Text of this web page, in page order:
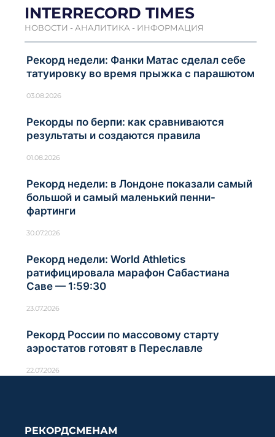
INTERRECORD TIMES
НОВОСТИ - АНАЛИТИКА - ИНФОРМАЦИЯ
Рекорд недели: Фанки Матас сделал себе
татуировку во время прыжка с парашютом
03.08.2026
Рекорды по берпи: как сравниваются
результаты и создаются правила
01.08.2026
Рекорд недели: в Лондоне показали самый
большой и самый маленький пенни-
фартинги
30.07.2026
Рекорд недели: World Athletics
ратифицировала марафон Сабастиана
Саве — 1:59:30
23.07.2026
Рекорд России по массовому старту
аэростатов готовят в Переславле
22.07.2026
РЕКОРДСМЕНАМ